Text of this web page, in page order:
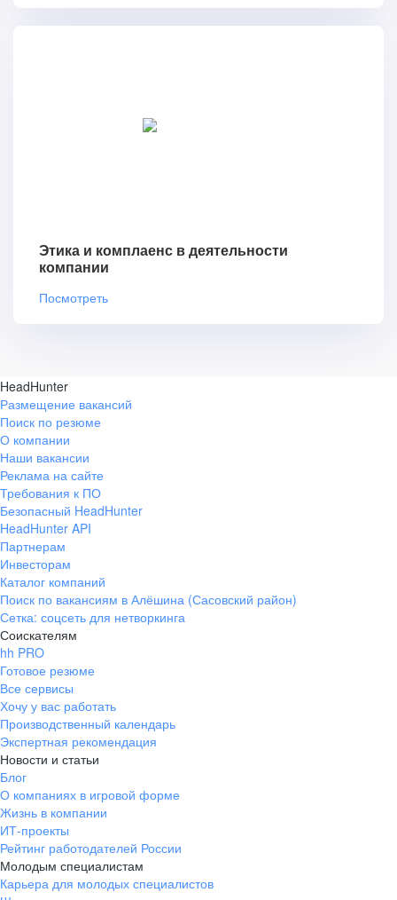
Этика и комплаенс в деятельности
компании
Посмотреть
HeadHunter
Размещение вакансий
Поиск по резюме
О компании
Наши вакансии
Реклама на сайте
Требования к ПО
Безопасный HeadHunter
HeadHunter API
Партнерам
Инвесторам
Каталог компаний
Поиск по вакансиям в Алёшина (Сасовский район)
Сетка: соцсеть для нетворкинга
Соискателям
hh PRO
Готовое резюме
Все сервисы
Хочу у вас работать
Производственный календарь
Экспертная рекомендация
Новости и статьи
Блог
О компаниях в игровой форме
Жизнь в компании
ИТ-проекты
Рейтинг работодателей России
Молодым специалистам
Карьера для молодых специалистов